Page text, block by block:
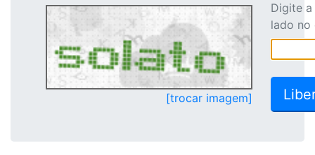
[trocar imagem]
Digite
lado no